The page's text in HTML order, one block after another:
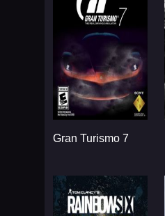
Gran Turismo 7